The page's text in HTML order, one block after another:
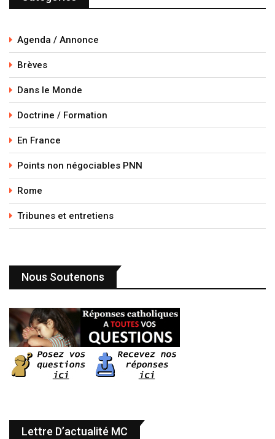
Agenda / Annonce
Brèves
Dans le Monde
Doctrine / Formation
En France
Points non négociables PNN
Rome
Tribunes et entretiens
Nous Soutenons
Lettre D’actualité MC